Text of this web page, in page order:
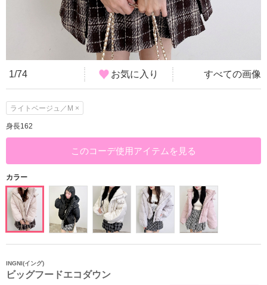
1/74 お気に入り すべての画像
ライトベージュ／M ×
身長162
このコーデ使用アイテムを見る
カラー
INGNI(イング)
ビッグフードエコダウン